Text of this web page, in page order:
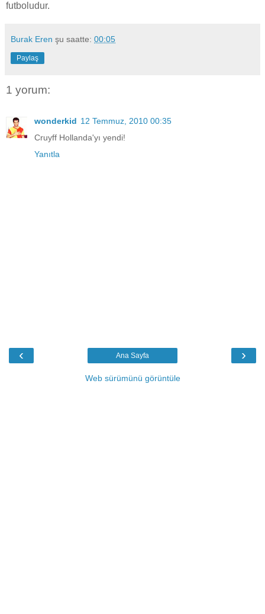
futboludur.
Burak Eren şu saatte: 00:05
Paylaş
1 yorum:
wonderkid 12 Temmuz, 2010 00:35
Cruyff Hollanda'yı yendi!
Yanıtla
‹ ›
Ana Sayfa
Web sürümünü görüntüle